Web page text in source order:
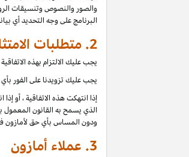
والصور والنصوص وتنسيقات
البرنامج على وجه التحديد أي
2. متطلبات الامتثال لبرنامج المشاركين
يجب عليك الالتزام بهذه
يجب عليك تزويدنا على الفور
إذا انتهكت هذه الاتفاقية ، أو
الذي يسمح به القانون المعمول
ودون المساس بأي حق لأمازون
3. عملاء أمازون